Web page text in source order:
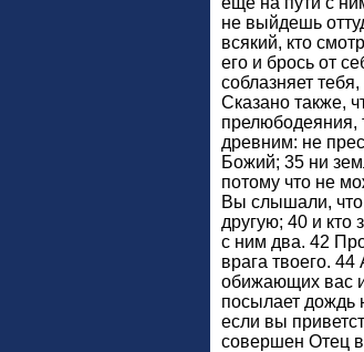
не выйдешь
всякий, кто
его и брось от
соблазняет
Сказано также,
прелюбодеяния,
древним: не
Божий; 35 ни
потому что не
Вы слышали, что
другую; 40 и кто
с ним два. 42
врага твоего.
обижающих вас
посылает дождь
если вы
совершен Отец